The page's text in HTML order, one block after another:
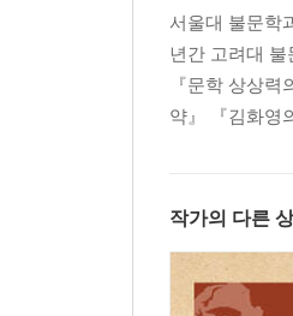
서울대 불문학
년간 고려대
『문학 상상
약』 『김화영
작가의 다른